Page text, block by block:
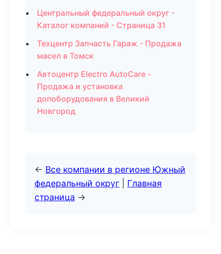
Центральный федеральный округ -
Каталог компаний - Страница 31
Техцентр Запчасть Гараж - Продажа
масел в Томск
Автоцентр Electro AutoCare -
Продажа и установка
допоборудования в Великий
Новгород
← Все компании в регионе Южный
федеральный округ
Главная
страница →